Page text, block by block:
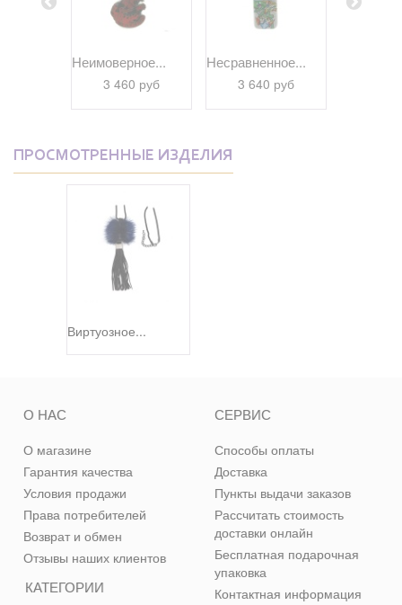
Неимоверное...
3 460 руб
Несравненное...
3 640 руб
ПРОСМОТРЕННЫЕ ИЗДЕЛИЯ
Виртуозное...
КАТЕГОРИИ
О НАС
О магазине
Гарантия качества
Условия продажи
Права потребителей
Возврат и обмен
Отзывы наших клиентов
СЕРВИС
Способы оплаты
Доставка
Пункты выдачи заказов
Рассчитать стоимость
доставки онлайн
Бесплатная подарочная
упаковка
Контактная информация